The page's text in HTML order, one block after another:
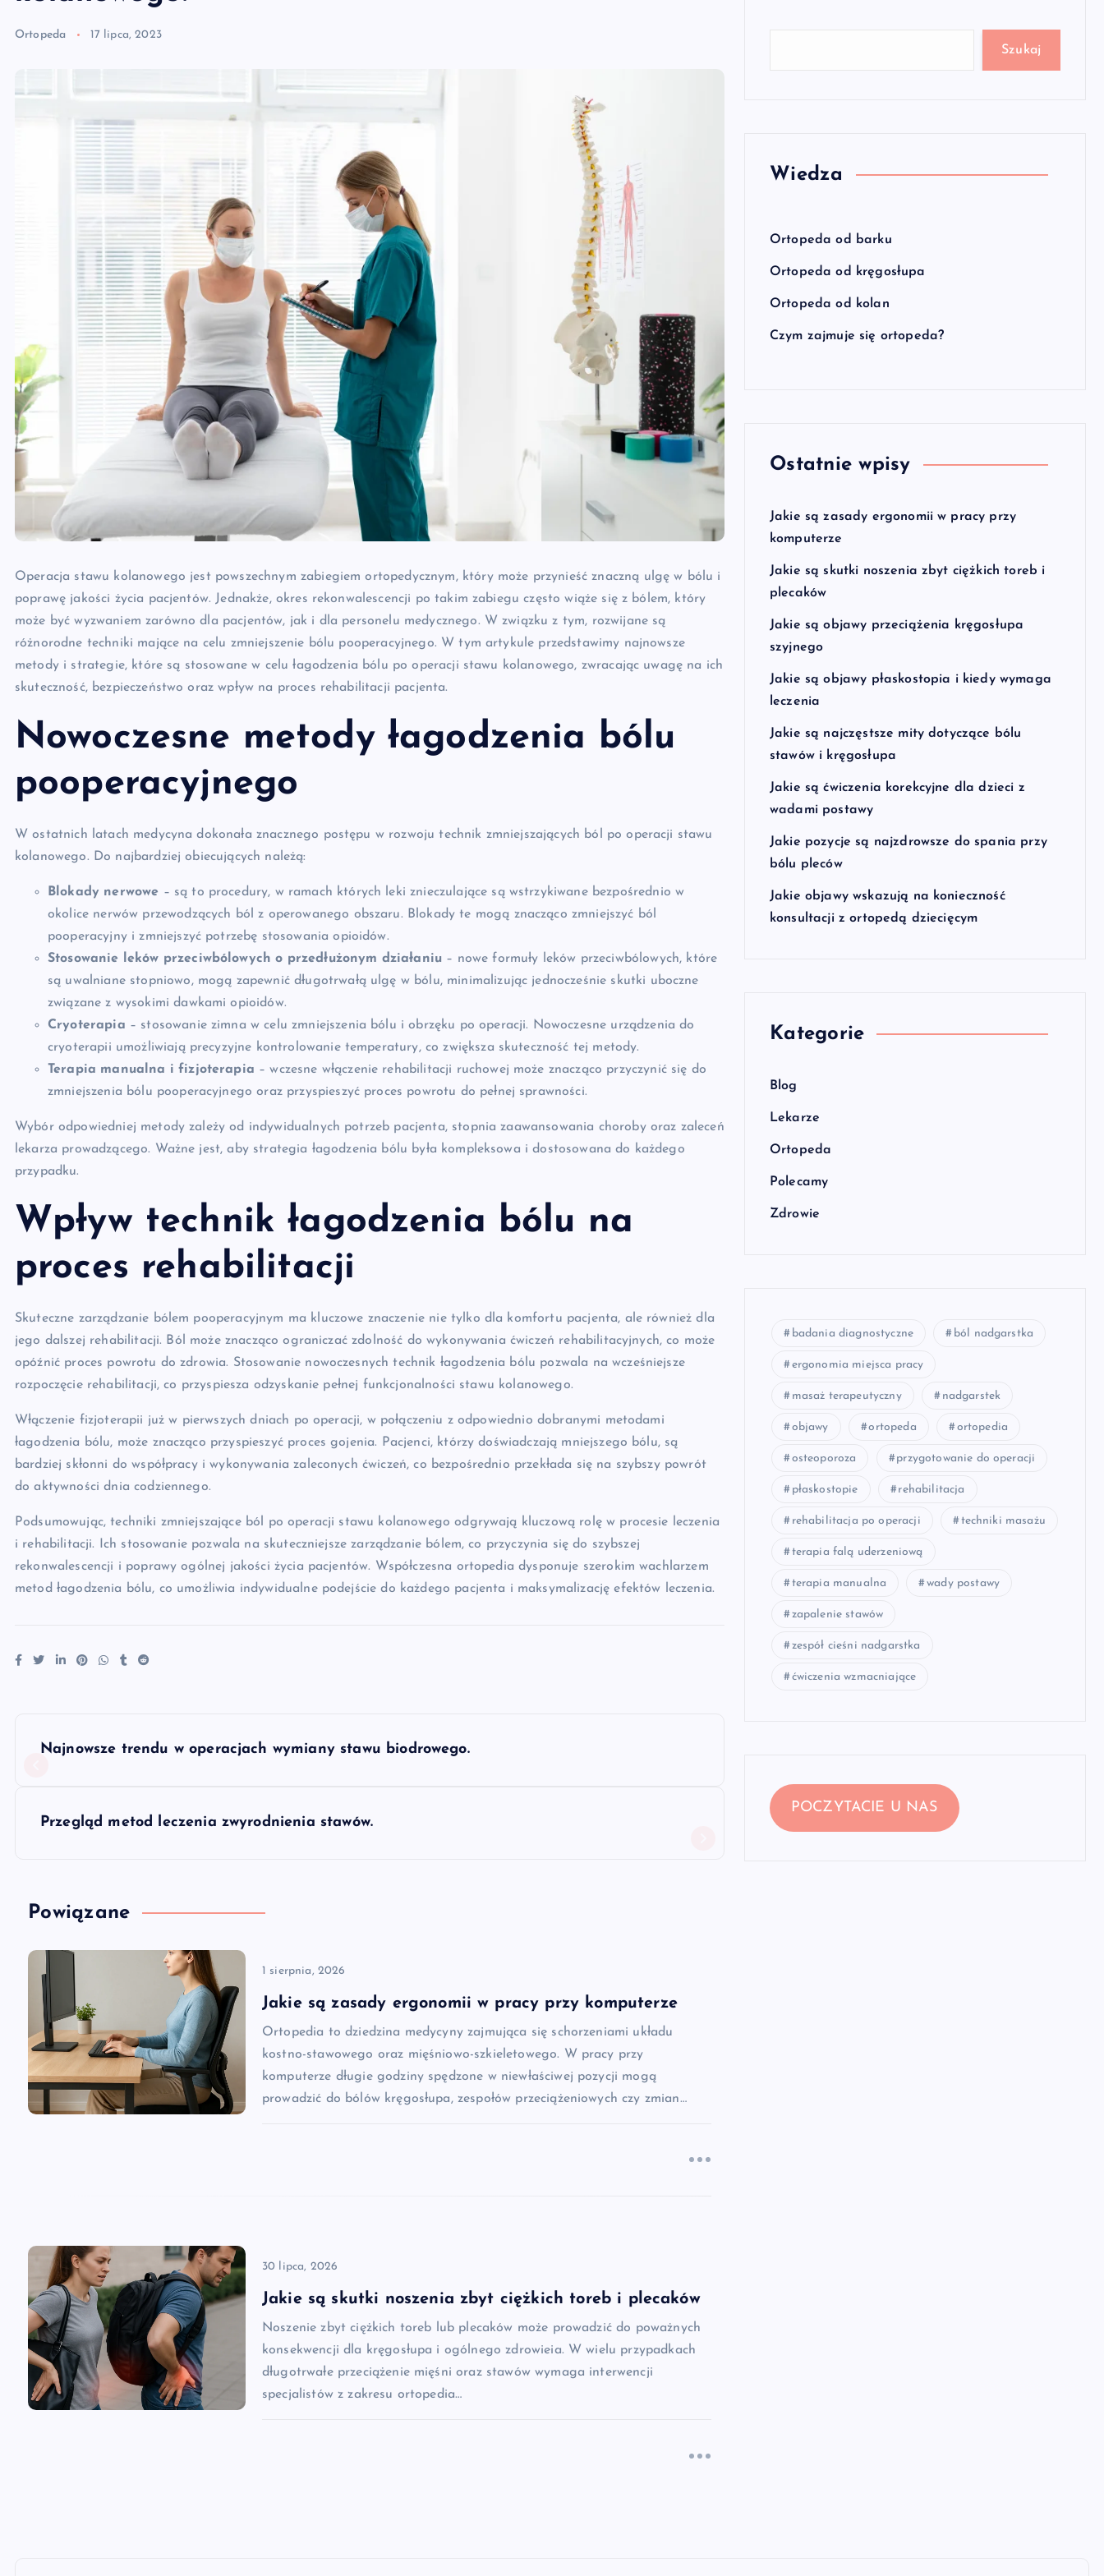
Ortopeda 17 lipca, 2023
Operacja stawu kolanowego jest powszechnym zabiegiem ortopedycznym, który może przynieść znaczną ulgę w bólu i
poprawę jakości życia pacjentów. Jednakże, okres rekonwalescencji po takim zabiegu często wiąże się z bólem, który
może być wyzwaniem zarówno dla pacjentów, jak i dla personelu medycznego. W związku z tym, rozwijane są
różnorodne techniki mające na celu zmniejszenie bólu pooperacyjnego. W tym artykule przedstawimy najnowsze
metody i strategie, które są stosowane w celu łagodzenia bólu po operacji stawu kolanowego, zwracając uwagę na ich
skuteczność, bezpieczeństwo oraz wpływ na proces rehabilitacji pacjenta.
Nowoczesne metody łagodzenia bólu
pooperacyjnego
W ostatnich latach medycyna dokonała znacznego postępu w rozwoju technik zmniejszających ból po operacji stawu
kolanowego. Do najbardziej obiecujących należą:
Blokady nerwowe – są to procedury, w ramach których leki znieczulające są wstrzykiwane bezpośrednio w
okolice nerwów przewodzących ból z operowanego obszaru. Blokady te mogą znacząco zmniejszyć ból
pooperacyjny i zmniejszyć potrzebę stosowania opioidów.
Stosowanie leków przeciwbólowych o przedłużonym działaniu – nowe formuły leków przeciwbólowych, które
są uwalniane stopniowo, mogą zapewnić długotrwałą ulgę w bólu, minimalizując jednocześnie skutki uboczne
związane z wysokimi dawkami opioidów.
Cryoterapia – stosowanie zimna w celu zmniejszenia bólu i obrzęku po operacji. Nowoczesne urządzenia do
cryoterapii umożliwiają precyzyjne kontrolowanie temperatury, co zwiększa skuteczność tej metody.
Terapia manualna i fizjoterapia – wczesne włączenie rehabilitacji ruchowej może znacząco przyczynić się do
zmniejszenia bólu pooperacyjnego oraz przyspieszyć proces powrotu do pełnej sprawności.
Wybór odpowiedniej metody zależy od indywidualnych potrzeb pacjenta, stopnia zaawansowania choroby oraz zaleceń
lekarza prowadzącego. Ważne jest, aby strategia łagodzenia bólu była kompleksowa i dostosowana do każdego
przypadku.
Wpływ technik łagodzenia bólu na
proces rehabilitacji
Skuteczne zarządzanie bólem pooperacyjnym ma kluczowe znaczenie nie tylko dla komfortu pacjenta, ale również dla
jego dalszej rehabilitacji. Ból może znacząco ograniczać zdolność do wykonywania ćwiczeń rehabilitacyjnych, co może
opóźnić proces powrotu do zdrowia. Stosowanie nowoczesnych technik łagodzenia bólu pozwala na wcześniejsze
rozpoczęcie rehabilitacji, co przyspiesza odzyskanie pełnej funkcjonalności stawu kolanowego.
Włączenie fizjoterapii już w pierwszych dniach po operacji, w połączeniu z odpowiednio dobranymi metodami
łagodzenia bólu, może znacząco przyspieszyć proces gojenia. Pacjenci, którzy doświadczają mniejszego bólu, są
bardziej skłonni do współpracy i wykonywania zaleconych ćwiczeń, co bezpośrednio przekłada się na szybszy powrót
do aktywności dnia codziennego.
Podsumowując, techniki zmniejszające ból po operacji stawu kolanowego odgrywają kluczową rolę w procesie leczenia
i rehabilitacji. Ich stosowanie pozwala na skuteczniejsze zarządzanie bólem, co przyczynia się do szybszej
rekonwalescencji i poprawy ogólnej jakości życia pacjentów. Współczesna ortopedia dysponuje szerokim wachlarzem
metod łagodzenia bólu, co umożliwia indywidualne podejście do każdego pacjenta i maksymalizację efektów leczenia.
N
g
a
a
s
u
Najnowsze trendu w operacjach wymiany stawu biodrowego.
Przegląd metod leczenia zwyrodnienia stawów.
Powiązane
1 sierpnia, 2026
Jakie są zasady ergonomii w pracy przy komputerze
Ortopedia to dziedzina medycyny zajmująca się schorzeniami układu
kostno-stawowego oraz mięśniowo-szkieletowego. W pracy przy
komputerze długie godziny spędzone w niewłaściwej pozycji mogą
prowadzić do bólów kręgosłupa, zespołów przeciążeniowych czy zmian…
30 lipca, 2026
Jakie są skutki noszenia zbyt ciężkich toreb i plecaków
Noszenie zbyt ciężkich toreb lub plecaków może prowadzić do poważnych
konsekwencji dla kręgosłupa i ogólnego zdrowieia. W wielu przypadkach
długotrwałe przeciążenie mięśni oraz stawów wymaga interwencji
specjalistów z zakresu ortopedia…
Szukaj
Wiedza
Ortopeda od barku
Ortopeda od kręgosłupa
Ortopeda od kolan
Czym zajmuje się ortopeda?
Ostatnie wpisy
Jakie są zasady ergonomii w pracy przy
komputerze
Jakie są skutki noszenia zbyt ciężkich toreb i
plecaków
Jakie są objawy przeciążenia kręgosłupa
szyjnego
Jakie są objawy płaskostopia i kiedy wymaga
leczenia
Jakie są najczęstsze mity dotyczące bólu
stawów i kręgosłupa
Jakie są ćwiczenia korekcyjne dla dzieci z
wadami postawy
Jakie pozycje są najzdrowsze do spania przy
bólu pleców
Jakie objawy wskazują na konieczność
konsultacji z ortopedą dziecięcym
Kategorie
Blog
Lekarze
Ortopeda
Polecamy
Zdrowie
badania diagnostyczne ból nadgarstka
ergonomia miejsca pracy
masaż terapeutyczny nadgarstek
objawy ortopeda ortopedia
osteoporoza przygotowanie do operacji
płaskostopie rehabilitacja
rehabilitacja po operacji techniki masażu
terapia falą uderzeniową
terapia manualna wady postawy
zapalenie stawów
zespół cieśni nadgarstka
ćwiczenia wzmacniające
POCZYTACIE U NAS